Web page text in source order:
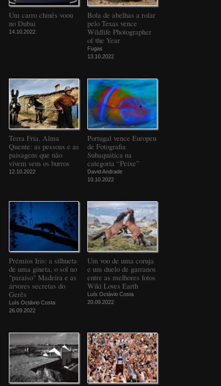
Um carro chinês voou
no Dubai
14.10.2022
Bola de abelhas a rolar
pelo Texas vence
Wildlife Photographer
of the Year
Fugas
13.10.2022
Terra Fria, Alma
Quente: as pessoas e as
paisagens que não
vivem sem os burros
12.10.2022
Portugal vence Europeu
de Fotografia
Subaquática na
categoria “Peixe”
David Andrade
10.10.2022
Prémios Iris: a silhueta
de uma gineta, o sol no
"paraíso" Madeira e as
árvores secretas do
Gerês
Luís Octávio Costa
26.09.2022
Um voo de uma coruja
e um duelo de garranos
entre as melhores fotos
Wiki Loves Earth
Luís Octávio Costa
20.09.2022